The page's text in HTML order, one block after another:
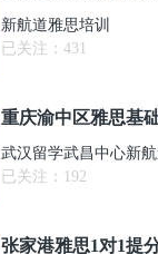
新航道雅思培训
已关注： 431
重庆渝中区雅思基
武汉留学武昌中心新
已关注： 192
张家港雅思1对1提